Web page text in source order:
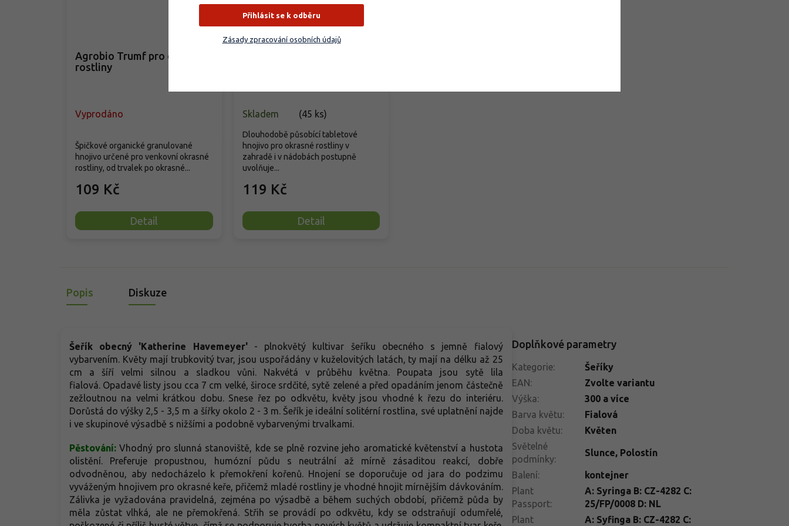
Agrobio Trumf pro okrasné
rostliny
Vyprodáno
109 Kč
Detail
Špičkové organické granulované
hnojivo určené pro venkovní okrasné
rostliny, od trvalek po okrasné...
Skladem (45 ks)
119 Kč
Detail
Dlouhodobě působící tabletové
hnojivo pro okrasné rostliny v
zahradě i v nádobách postupně
uvolňuje...
Popis Diskuze
Šeřík obecný 'Katherine Havemeyer' -
plnokvětý kultivar šeříku obecného s jemně fialový
vybarvením. Květy mají trubkovitý tvar, jsou uspořádány v kuželovitých latách, ty mají na délku až 25
cm a šíří velmi silnou a sladkou vůni. Nakvétá v průběhu května. Poupata jsou sytě lila
fialová. Opadavé listy jsou cca 7 cm velké, široce srdčité, sytě zelené a před opadáním jenom částečně
zežloutnou na velmi krátkou dobu. Snese řez po odkvětu, květy jsou vhodné k řezu do interiéru.
Dorůstá do výšky 2,5 - 3,5 m a šířky okolo 2 - 3 m. Šeřík je ideální solitérní rostlina, své uplatnění najde
i ve skupinové výsadbě s nižšími a podobně vybarvenými trvalkami.
Pěstování:Vhodný pro slunná stanoviště, kde se plně rozvine jeho aromatické květenství a hustota
olistění. Preferuje propustnou, humózní půdu s neutrální až mírně zásaditou reakcí, dobře
odvodněnou, aby nedocházelo k přemokření kořenů. Hnojení se doporučuje od jara do podzimu
vyváženým hnojivem pro okrasné keře, přičemž mladé rostliny je vhodné hnojit mírnějším dávkováním.
Zálivka je vyžadována pravidelná, zejména po výsadbě a během suchých období, přičemž půda by
měla zůstat vlhká, ale ne přemokřená. Střih se provádí po odkvětu, kdy se odstraňují odumřelé,
Doplňkové parametry
Kategorie:
Šeříky
EAN:
Zvolte variantu
Výška:
300 a více
Barva květu:
Fialová
Doba květu:
Květen
Světelné
podmínky:
Slunce, Polostín
Balení:
kontejner
Plant
Passport:
A: Syringa B: CZ-4282 C:
25/FP/0008 D: NL
Plant
A: Syfinga B: CZ-4282 C:
Přihlásit se k odběru
Zásady zpracování osobních údajů